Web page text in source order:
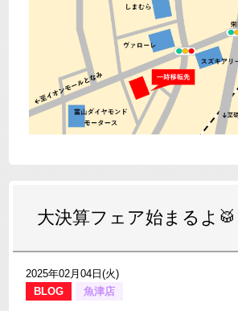
大決算フェア始まるよ🥁
2025年02月04日(火)
BLOG
魚津店